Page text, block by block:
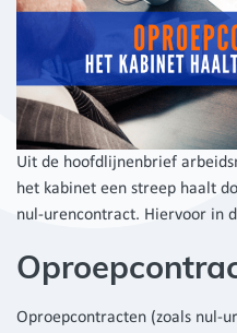
Uit de hoofdlijnenbrief
het kabinet een streep haalt
nul-urencontract. Hiervoor in
Oproepcontracten (zoals nul-